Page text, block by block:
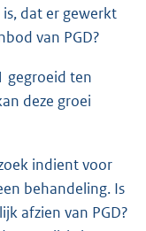
dat er gewerkt
van PGD?
gegroeid ten
deze groei
indient voor
behandeling. Is
afzien van PGD?